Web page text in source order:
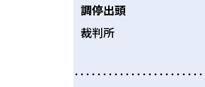
調停出頭
裁判所